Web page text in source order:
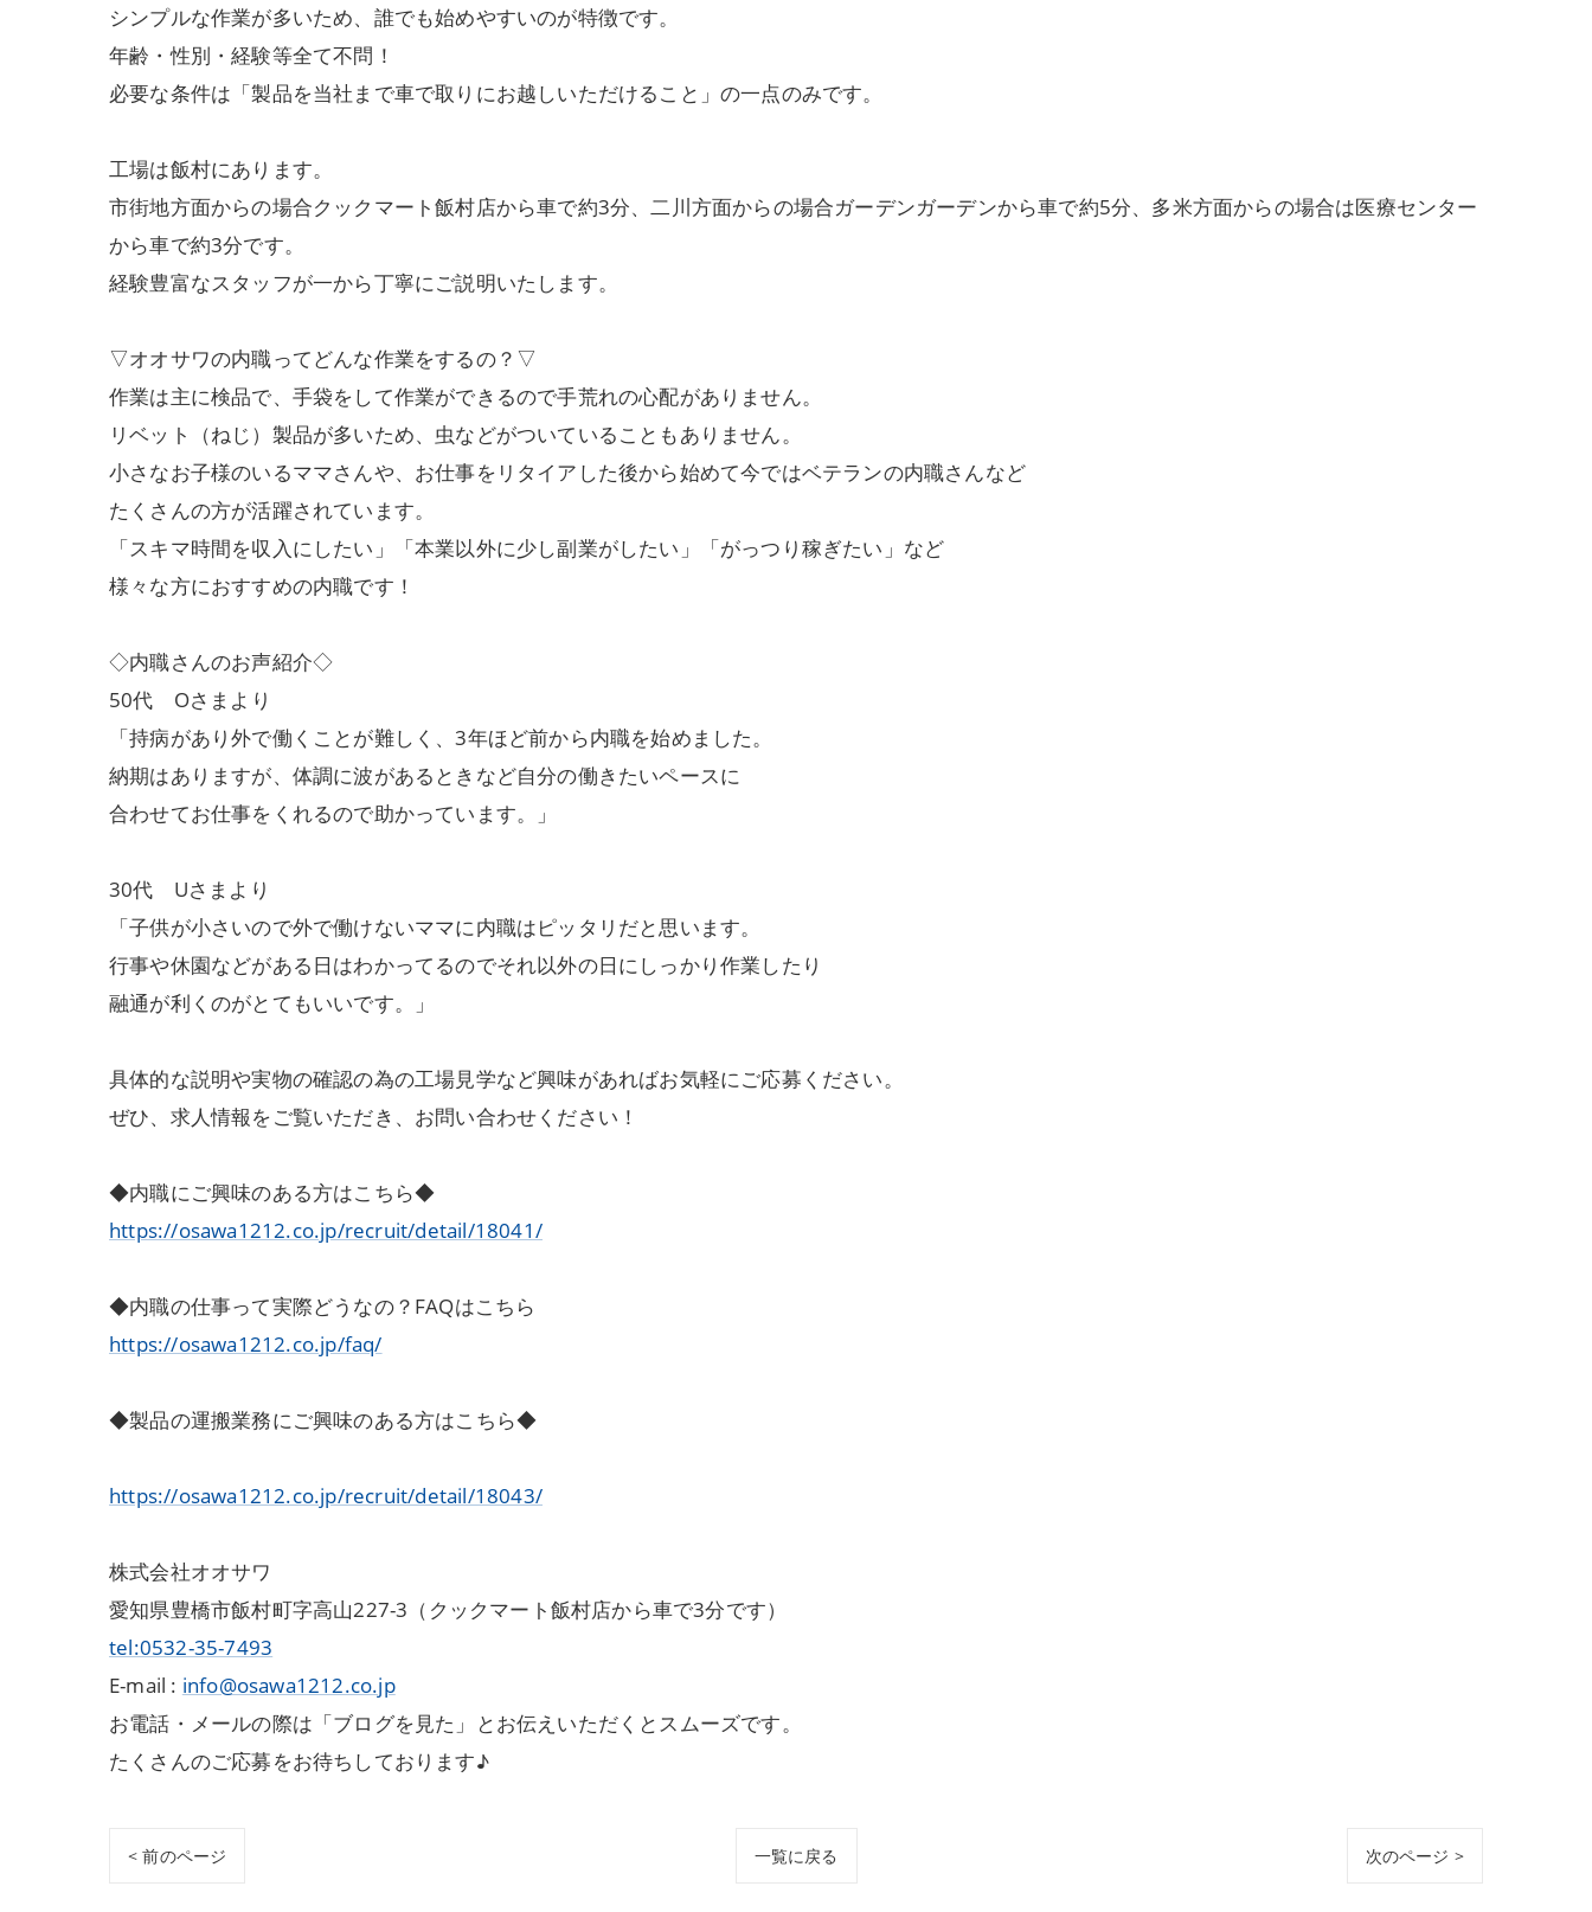
シンプルな作業が多いため、誰でも始めやすいのが特徴です。
年齢・性別・経験等全て不問！
必要な条件は「製品を当社まで車で取りにお越しいただけること」の一点のみです。
工場は飯村にあります。
市街地方面からの場合クックマート飯村店から車で約3分、二川方面からの場合ガーデンガーデンから車で約5分、多米方面からの場合は医療センター
から車で約3分です。
経験豊富なスタッフが一から丁寧にご説明いたします。
▽オオサワの内職ってどんな作業をするの？▽
作業は主に検品で、手袋をして作業ができるので手荒れの心配がありません。
リベット（ねじ）製品が多いため、虫などがついていることもありません。
小さなお子様のいるママさんや、お仕事をリタイアした後から始めて今ではベテランの内職さんなど
たくさんの方が活躍されています。
「スキマ時間を収入にしたい」「本業以外に少し副業がしたい」「がっつり稼ぎたい」など
様々な方におすすめの内職です！
◇内職さんのお声紹介◇
50代 Oさまより
「持病があり外で働くことが難しく、3年ほど前から内職を始めました。
納期はありますが、体調に波があるときなど自分の働きたいペースに
合わせてお仕事をくれるので助かっています。」
30代 Uさまより
「子供が小さいので外で働けないママに内職はピッタリだと思います。
行事や休園などがある日はわかってるのでそれ以外の日にしっかり作業したり
融通が利くのがとてもいいです。」
具体的な説明や実物の確認の為の工場見学など興味があればお気軽にご応募ください。
ぜひ、求人情報をご覧いただき、お問い合わせください！
◆内職にご興味のある方はこちら◆
https://osawa1212.co.jp/recruit/detail/18041/
◆内職の仕事って実際どうなの？FAQはこちら
https://osawa1212.co.jp/faq/
◆製品の運搬業務にご興味のある方はこちら◆
https://osawa1212.co.jp/recruit/detail/18043/
株式会社オオサワ
愛知県豊橋市飯村町字高山227-3（クックマート飯村店から車で3分です）
tel:0532-35-7493
E-mail : info@osawa1212.co.jp
お電話・メールの際は「ブログを見た」とお伝えいただくとスムーズです。
たくさんのご応募をお待ちしております♪
< 前のページ 一覧に戻る 次のページ >